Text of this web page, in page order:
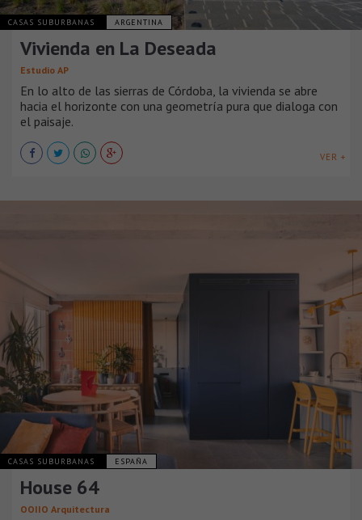
CASAS SUBURBANAS ARGENTINA
Vivienda en La Deseada
Estudio AP
En lo alto de las sierras de Córdoba, la vivienda se abre
hacia el horizonte con una geometría pura que dialoga con
el paisaje.
VER +
CASAS SUBURBANAS ESPAÑA
House 64
OOIIO Arquitectura